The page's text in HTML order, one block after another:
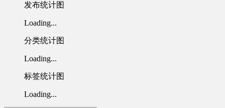
发布统计图
Loading...
分类统计图
Loading...
标签统计图
Loading...